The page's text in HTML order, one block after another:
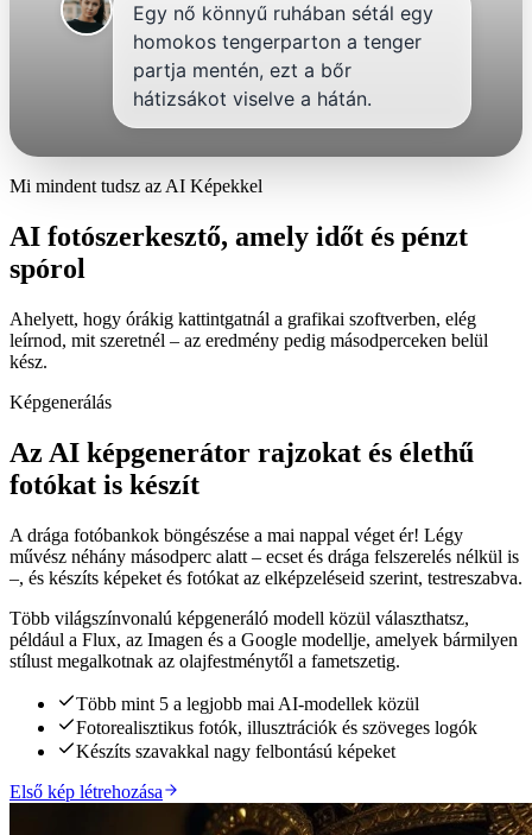
Egy nő könnyű ruhában sétál egy
homokos tengerparton a tenger
partja mentén, ezt a bőr
hátizsákot viselve a hátán.
Mi mindent tudsz az AI Képekkel
AI fotószerkesztő, amely időt és pénzt
spórol
Ahelyett, hogy órákig kattintgatnál a grafikai szoftverben, elég
leírnod, mit szeretnél – az eredmény pedig másodperceken belül
kész.
Képgenerálás
Az AI képgenerátor rajzokat és élethű
fotókat is készít
A drága fotóbankok böngészése a mai nappal véget ér! Légy
művész néhány másodperc alatt – ecset és drága felszerelés nélkül is
–, és készíts képeket és fotókat az elképzeléseid szerint, testreszabva.
Több világszínvonalú képgeneráló modell közül választhatsz,
például a Flux, az Imagen és a Google modellje, amelyek bármilyen
stílust megalkotnak az olajfestménytől a fametszetig.
Több mint 5 a legjobb mai AI-modellek közül
Fotorealisztikus fotók, illusztrációk és szöveges logók
Készíts szavakkal nagy felbontású képeket
Első kép létrehozása